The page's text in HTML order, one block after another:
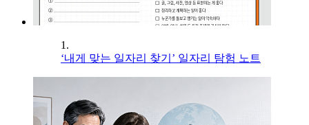
1.
‘내게 맞는 일자리 찾기’ 일자리 탐험 노트